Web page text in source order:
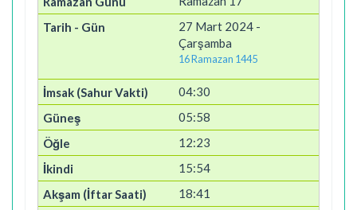
27 Mart 2024 -
Çarşamba
16 Ramazan 1445
04:30
05:58
12:23
15:54
18:41